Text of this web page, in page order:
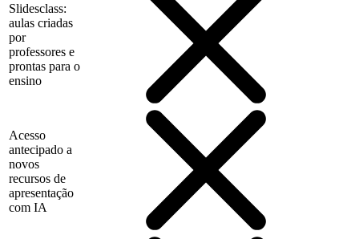
Slidesclass:
aulas criadas
por
professores e
prontas para o
ensino
Acesso
antecipado a
novos
recursos de
apresentação
com IA